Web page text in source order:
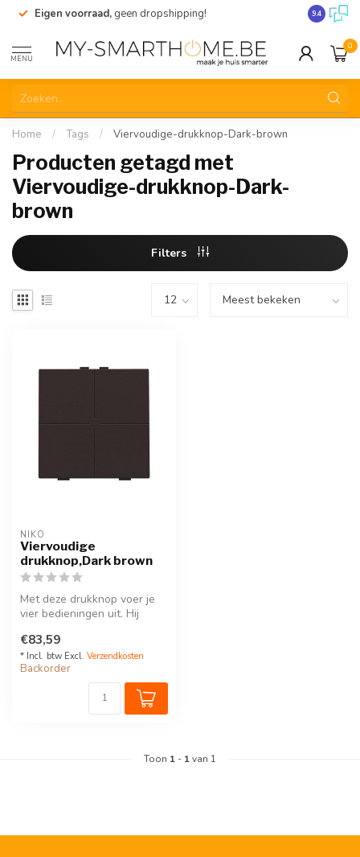
Eigen voorraad, geen dropshipping! 9.4
MENU
0
Home / Tags / Viervoudige-drukknop-Dark-brown
Producten getagd met
Viervoudige-drukknop-Dark-
brown
Filters
NIKO
Viervoudige
drukknop,Dark brown
Met deze drukknop voer je
vier bedieningen uit. Hij
...
€83,59
* Incl. btw Excl. Verzendkosten
Backorder
Toon 1 - 1van 1